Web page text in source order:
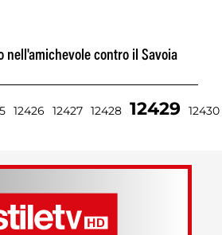
nell'amichevole contro il Savoia
12426 12427 12428 12429 12430